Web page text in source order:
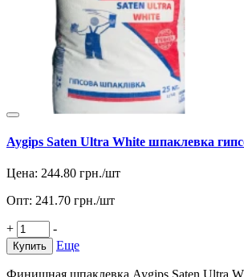
Aygips Saten Ultra White шпаклевка
Цена: 244.80 грн./шт
Опт: 241.70 грн./шт
+ -
Купить Еще